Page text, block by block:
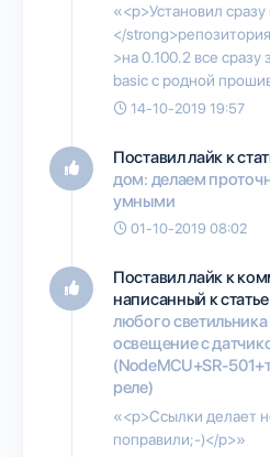
«<p>Установил
</
>на 0.100.2 все сразу
basic с родной
14-10-2019 19:57
Поставил лайк к
дом: делаем
умными
01-10-2019 08:02
Поставил лайк к
написанный к статье
любого
освещение с
(NodeMCU+SR-
реле)
«<p>Ссылки делает
поправили;-)</p>»